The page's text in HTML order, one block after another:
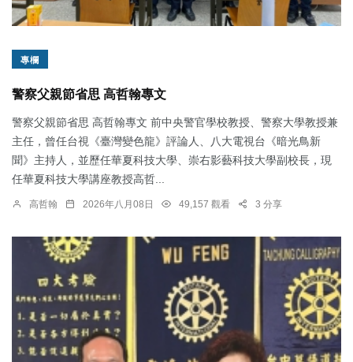
專欄
警察父親節省思 高哲翰專文
警察父親節省思 高哲翰專文 前中央警官學校教授、警察大學教授兼
主任，曾任台視《臺灣變色龍》評論人、八大電視台《暗光鳥新
聞》主持人，並歷任華夏科技大學、崇右影藝科技大學副校長，現
任華夏科技大學講座教授高哲...
高哲翰 2026年八月08日 49,157 觀看 3 分享